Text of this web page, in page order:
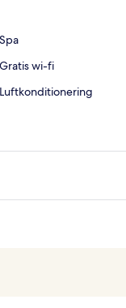
Spa
Gratis wi-fi
Luftkonditionering